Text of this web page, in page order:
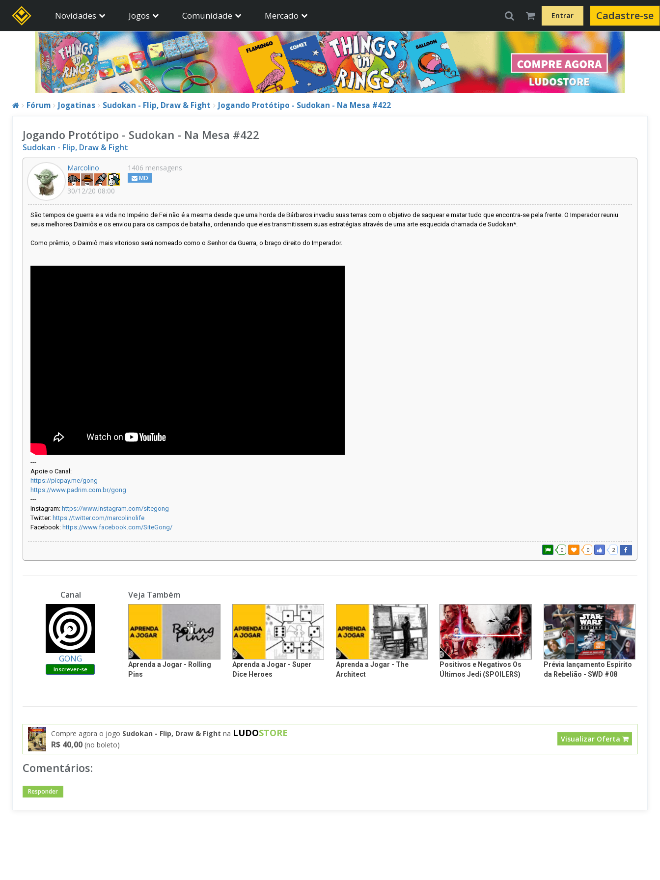
Novidades Jogos Comunidade Mercado Entrar Cadastre-se
Fórum Jogatinas Sudokan - Flip, Draw & Fight Jogando Protótipo - Sudokan - Na Mesa #422
Jogando Protótipo - Sudokan - Na Mesa #422
Sudokan - Flip, Draw & Fight
Marcolino
30/12/20 08:00
1406 mensagens
MD
São tempos de guerra e a vida no Império de Fei não é a mesma desde que uma horda de Bárbaros invadiu suas terras com o objetivo de saquear e matar tudo que encontra-se pela frente. O Imperador reuniu
seus melhores Daimiôs e os enviou para os campos de batalha, ordenando que eles transmitissem suas estratégias através de uma arte esquecida chamada de Sudokan*.
Como prêmio, o Daimiô mais vitorioso será nomeado como o Senhor da Guerra, o braço direito do Imperador.
---
Apoie o Canal:
https://picpay.me/gong
https://www.padrim.com.br/gong
---
Instagram: https://www.instagram.com/sitegong
Twitter: https://twitter.com/marcolinolife
Facebook: https://www.facebook.com/SiteGong/
0 0 2
Canal Veja Também
GONG
Aprenda a Jogar - Rolling
Pins
Aprenda a Jogar - Super
Dice Heroes
Aprenda a Jogar - The
Architect
Positivos e Negativos Os
Últimos Jedi (SPOILERS)
Prévia lançamento Espírito
da Rebelião - SWD #08
Compre agora o jogo Sudokan - Flip, Draw & Fight na LUDOSTORE
R$ 40,00 (no boleto)
Visualizar Oferta
Comentários:
Responder